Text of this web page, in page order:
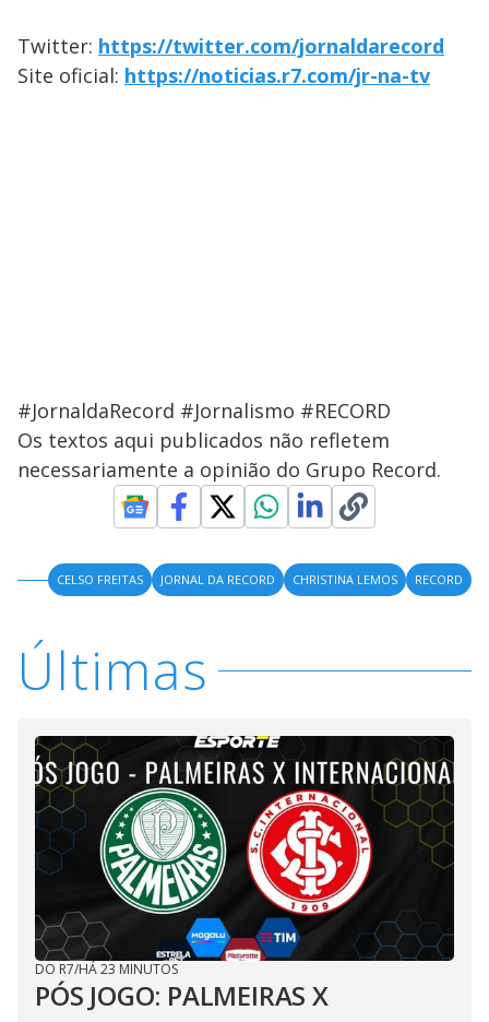
Twitter: https://twitter.com/jornaldarecord
Site oficial: https://noticias.r7.com/jr-na-tv
#JornaldaRecord #Jornalismo #RECORD
Os textos aqui publicados não refletem
necessariamente a opinião do Grupo Record.
CELSO FREITAS JORNAL DA RECORD CHRISTINA LEMOS RECORD
Últimas
DO R7/HÁ 23 MINUTOS
PÓS JOGO: PALMEIRAS X